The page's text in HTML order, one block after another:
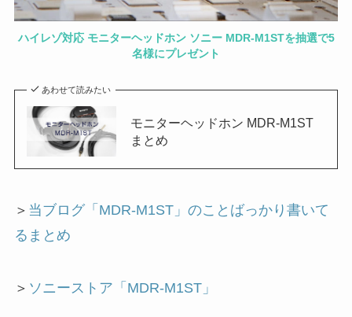
ハイレゾ対応 モニターヘッドホン ソニー MDR-M1STを抽選で5
名様にプレゼント
あわせて読みたい
モニターヘッドホン MDR-M1ST
まとめ
＞ 当ブログ「MDR-M1ST」のことばっかり書いて
るまとめ
＞ ソニーストア「MDR-M1ST」